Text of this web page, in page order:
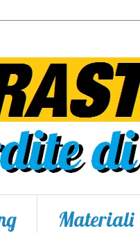
Materiali